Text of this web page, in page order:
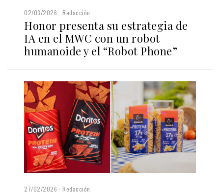
02/03/2026 Redacción
Honor presenta su estrategia de
IA en el MWC con un robot
humanoide y el “Robot Phone”
27/02/2026 Redacción